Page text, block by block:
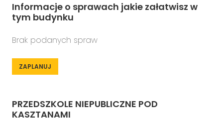
Informacje o sprawach jakie załatwisz w
tym budynku
Brak podanych spraw
ZAPLANUJ
PRZEDSZKOLE NIEPUBLICZNE POD
KASZTANAMI